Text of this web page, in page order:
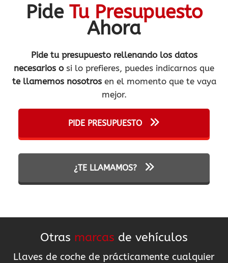
Pide Tu Presupuesto
Ahora
Pide tu presupuesto rellenando los datos
necesarios osi lo prefieres, puedes indicarnos que
te llamemos nosotrosen el momento que te vaya
mejor.
PIDE PRESUPUESTO
¿TE LLAMAMOS?
Otras marcas de vehículos
Llaves de coche de prácticamente cualquier